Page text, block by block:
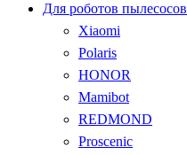
Для роботов пылесосов
Xiaomi
Polaris
HONOR
Mamibot
REDMOND
Proscenic